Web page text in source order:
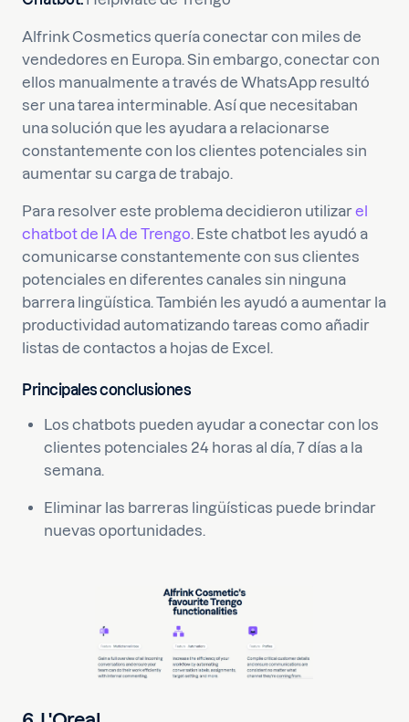
Alfrink Cosmetics quería conectar con miles de
vendedores en Europa. Sin embargo, conectar con
ellos manualmente a través de WhatsApp resultó
ser una tarea interminable. Así que necesitaban
una solución que les ayudara a relacionarse
constantemente con los clientes potenciales sin
aumentar su carga de trabajo.
Para resolver este problema decidieron utilizarel
chatbot de IA de Trengo. Este chatbot les ayudó a
comunicarse constantemente con sus clientes
potenciales en diferentes canales sin ninguna
barrera lingüística. También les ayudó a aumentar la
productividad automatizando tareas como añadir
listas de contactos a hojas de Excel.
Principales conclusiones
Los chatbots pueden ayudar a conectar con los
clientes potenciales 24 horas al día, 7 días a la
semana.
Eliminar las barreras lingüísticas puede brindar
nuevas oportunidades.